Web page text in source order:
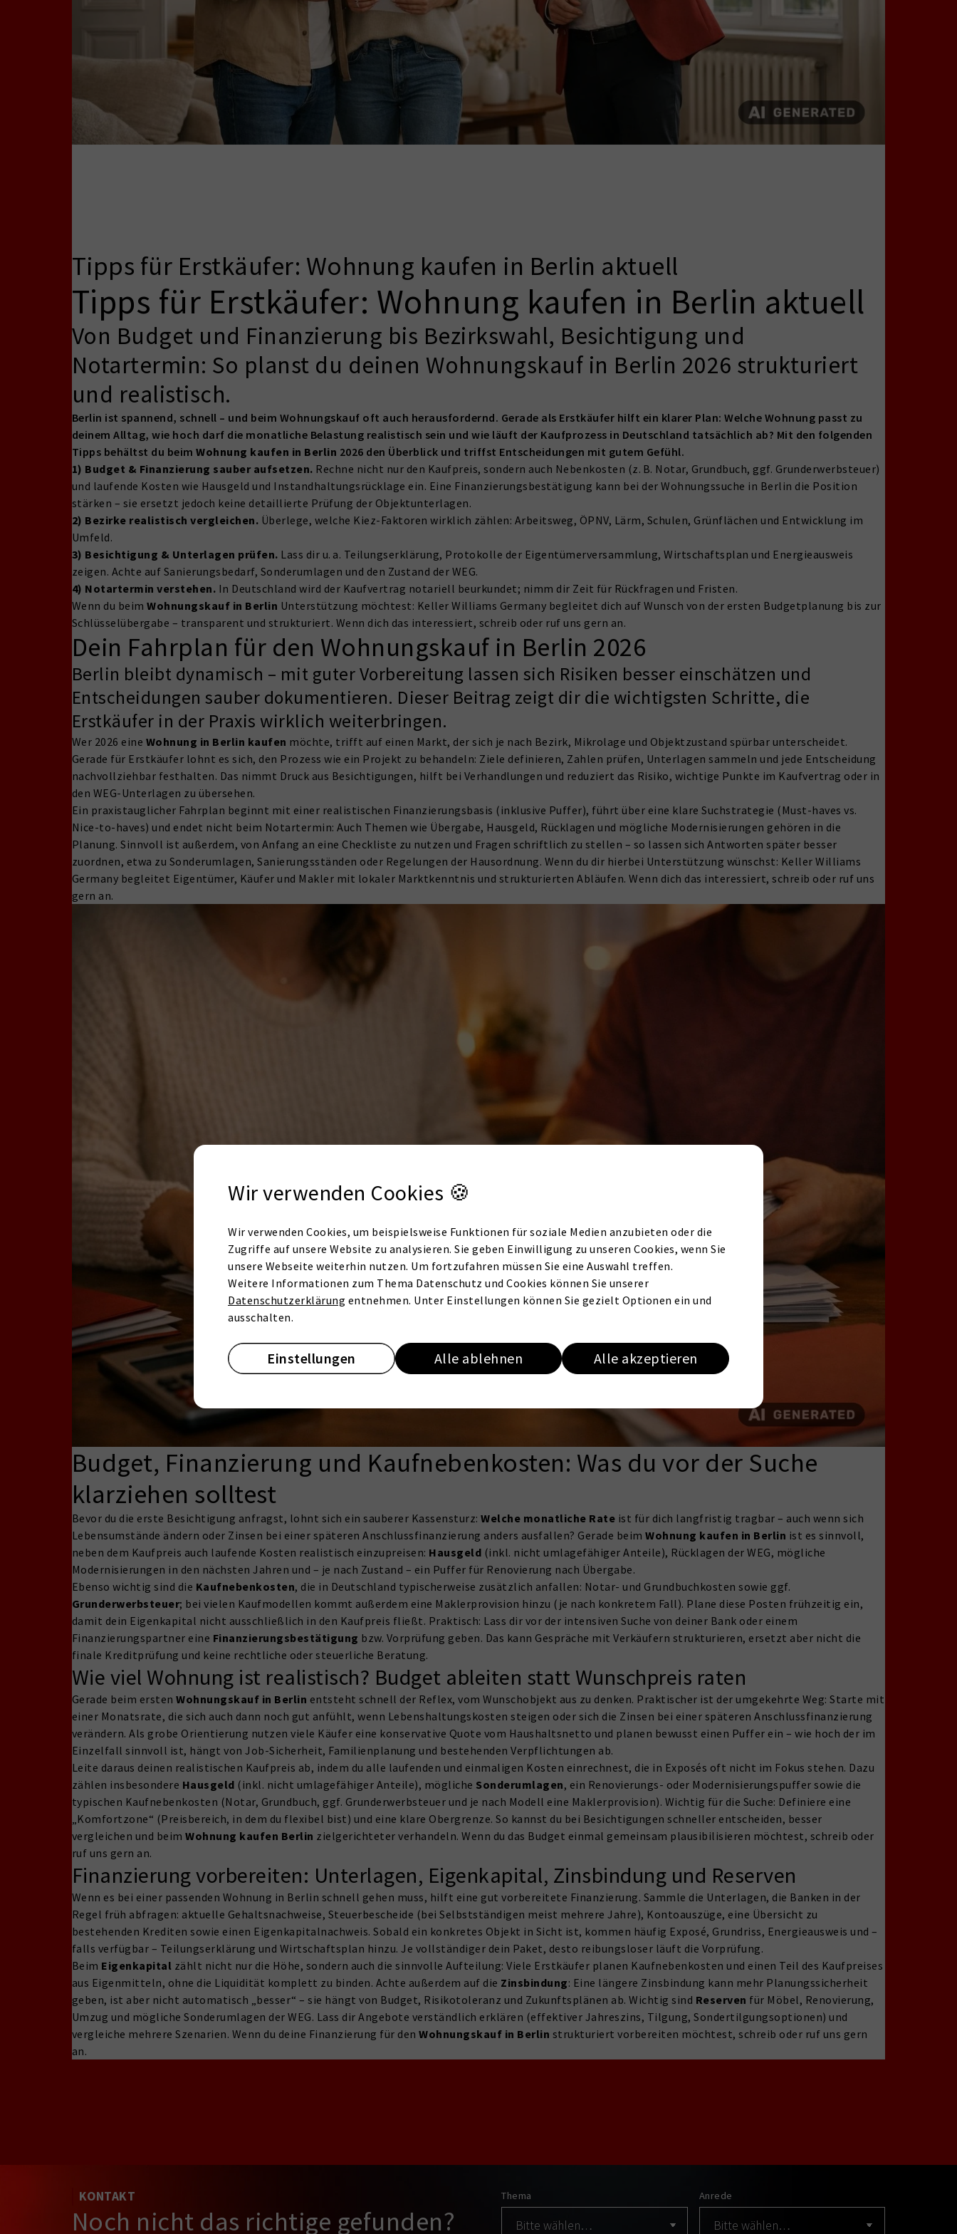
Tipps für Erstkäufer: Wohnung kaufen in Berlin aktuell
Tipps für Erstkäufer: Wohnung kaufen in Berlin aktuell
Von Budget und Finanzierung bis Bezirkswahl, Besichtigung und
Notartermin: So planst du deinen Wohnungskauf in Berlin 2026 strukturiert
und realistisch.
Berlin ist spannend, schnell – und beim Wohnungskauf oft auch herausfordernd. Gerade als Erstkäufer hilft ein klarer Plan: Welche Wohnung passt zu
deinem Alltag, wie hoch darf die monatliche Belastung realistisch sein und wie läuft der Kaufprozess in Deutschland tatsächlich ab? Mit den folgenden
Tipps behältst du beimWohnung kaufen in Berlin 2026 den Überblick und triffst Entscheidungen mit gutem Gefühl.
1) Budget & Finanzierung sauber aufsetzen. Rechne nicht nur den Kaufpreis, sondern auch Nebenkosten (z. B. Notar, Grundbuch, ggf. Grunderwerbsteuer)
und laufende Kosten wie Hausgeld und Instandhaltungsrücklage ein. Eine Finanzierungsbestätigung kann bei der Wohnungssuche in Berlin die Position
stärken – sie ersetzt jedoch keine detaillierte Prüfung der Objektunterlagen.
2) Bezirke realistisch vergleichen. Überlege, welche Kiez-Faktoren wirklich zählen: Arbeitsweg, ÖPNV, Lärm, Schulen, Grünflächen und Entwicklung im
Umfeld.
3) Besichtigung & Unterlagen prüfen. Lass dir u. a. Teilungserklärung, Protokolle der Eigentümerversammlung, Wirtschaftsplan und Energieausweis
zeigen. Achte auf Sanierungsbedarf, Sonderumlagen und den Zustand der WEG.
4) Notartermin verstehen. In Deutschland wird der Kaufvertrag notariell beurkundet; nimm dir Zeit für Rückfragen und Fristen.
Wenn du beimWohnungskauf in Berlin Unterstützung möchtest: Keller Williams Germany begleitet dich auf Wunsch von der ersten Budgetplanung bis zur
Schlüsselübergabe – transparent und strukturiert. Wenn dich das interessiert, schreib oder ruf uns gern an.
Dein Fahrplan für den Wohnungskauf in Berlin 2026
Berlin bleibt dynamisch – mit guter Vorbereitung lassen sich Risiken besser einschätzen und
Entscheidungen sauber dokumentieren. Dieser Beitrag zeigt dir die wichtigsten Schritte, die
Erstkäufer in der Praxis wirklich weiterbringen.
Wer 2026 eine Wohnung in Berlin kaufen möchte, trifft auf einen Markt, der sich je nach Bezirk, Mikrolage und Objektzustand spürbar unterscheidet.
Gerade für Erstkäufer lohnt es sich, den Prozess wie ein Projekt zu behandeln: Ziele definieren, Zahlen prüfen, Unterlagen sammeln und jede Entscheidung
nachvollziehbar festhalten. Das nimmt Druck aus Besichtigungen, hilft bei Verhandlungen und reduziert das Risiko, wichtige Punkte im Kaufvertrag oder in
den WEG-Unterlagen zu übersehen.
Ein praxistauglicher Fahrplan beginnt mit einer realistischen Finanzierungsbasis (inklusive Puffer), führt über eine klare Suchstrategie (Must-haves vs.
Nice-to-haves) und endet nicht beim Notartermin: Auch Themen wie Übergabe, Hausgeld, Rücklagen und mögliche Modernisierungen gehören in die
Planung. Sinnvoll ist außerdem, von Anfang an eine Checkliste zu nutzen und Fragen schriftlich zu stellen – so lassen sich Antworten später besser
zuordnen, etwa zu Sonderumlagen, Sanierungsständen oder Regelungen der Hausordnung. Wenn du dir hierbei Unterstützung wünschst: Keller Williams
Germany begleitet Eigentümer, Käufer und Makler mit lokaler Marktkenntnis und strukturierten Abläufen. Wenn dich das interessiert, schreib oder ruf uns
gern an.
Budget, Finanzierung und Kaufnebenkosten: Was du vor der Suche
klarziehen solltest
Bevor du die erste Besichtigung anfragst, lohnt sich ein sauberer Kassensturz:Welche monatliche Rate ist für dich langfristig tragbar – auch wenn sich
Lebensumstände ändern oder Zinsen bei einer späteren Anschlussfinanzierung anders ausfallen? Gerade beimWohnung kaufen in Berlin ist es sinnvoll,
neben dem Kaufpreis auch laufende Kosten realistisch einzupreisen: Hausgeld (inkl. nicht umlagefähiger Anteile), Rücklagen der WEG, mögliche
Modernisierungen in den nächsten Jahren und – je nach Zustand – ein Puffer für Renovierung nach Übergabe.
Ebenso wichtig sind die Kaufnebenkosten, die in Deutschland typischerweise zusätzlich anfallen: Notar- und Grundbuchkosten sowie ggf.
Grunderwerbsteuer; bei vielen Kaufmodellen kommt außerdem eine Maklerprovision hinzu (je nach konkretem Fall). Plane diese Posten frühzeitig ein,
damit dein Eigenkapital nicht ausschließlich in den Kaufpreis fließt. Praktisch: Lass dir vor der intensiven Suche von deiner Bank oder einem
Finanzierungspartner eine Finanzierungsbestätigung bzw. Vorprüfung geben. Das kann Gespräche mit Verkäufern strukturieren, ersetzt aber nicht die
finale Kreditprüfung und keine rechtliche oder steuerliche Beratung.
Wie viel Wohnung ist realistisch? Budget ableiten statt Wunschpreis raten
Gerade beim erstenWohnungskauf in Berlin entsteht schnell der Reflex, vom Wunschobjekt aus zu denken. Praktischer ist der umgekehrte Weg: Starte mit
einer Monatsrate, die sich auch dann noch gut anfühlt, wenn Lebenshaltungskosten steigen oder sich die Zinsen bei einer späteren Anschlussfinanzierung
verändern. Als grobe Orientierung nutzen viele Käufer eine konservative Quote vom Haushaltsnetto und planen bewusst einen Puffer ein – wie hoch der im
Einzelfall sinnvoll ist, hängt von Job-Sicherheit, Familienplanung und bestehenden Verpflichtungen ab.
Leite daraus deinen realistischen Kaufpreis ab, indem du alle laufenden und einmaligen Kosten einrechnest, die in Exposés oft nicht im Fokus stehen. Dazu
zählen insbesondere Hausgeld (inkl. nicht umlagefähiger Anteile), mögliche Sonderumlagen, ein Renovierungs- oder Modernisierungspuffer sowie die
typischen Kaufnebenkosten (Notar, Grundbuch, ggf. Grunderwerbsteuer und je nach Modell eine Maklerprovision). Wichtig für die Suche: Definiere eine
„Komfortzone“ (Preisbereich, in dem du flexibel bist) und eine klare Obergrenze. So kannst du bei Besichtigungen schneller entscheiden, besser
vergleichen und beimWohnung kaufen Berlin zielgerichteter verhandeln. Wenn du das Budget einmal gemeinsam plausibilisieren möchtest, schreib oder
ruf uns gern an.
Finanzierung vorbereiten: Unterlagen, Eigenkapital, Zinsbindung und Reserven
Wenn es bei einer passenden Wohnung in Berlin schnell gehen muss, hilft eine gut vorbereitete Finanzierung. Sammle die Unterlagen, die Banken in der
Regel früh abfragen: aktuelle Gehaltsnachweise, Steuerbescheide (bei Selbstständigen meist mehrere Jahre), Kontoauszüge, eine Übersicht zu
bestehenden Krediten sowie einen Eigenkapitalnachweis. Sobald ein konkretes Objekt in Sicht ist, kommen häufig Exposé, Grundriss, Energieausweis und –
falls verfügbar – Teilungserklärung und Wirtschaftsplan hinzu. Je vollständiger dein Paket, desto reibungsloser läuft die Vorprüfung.
Beim Eigenkapital zählt nicht nur die Höhe, sondern auch die sinnvolle Aufteilung: Viele Erstkäufer planen Kaufnebenkosten und einen Teil des Kaufpreises
aus Eigenmitteln, ohne die Liquidität komplett zu binden. Achte außerdem auf die Zinsbindung: Eine längere Zinsbindung kann mehr Planungssicherheit
geben, ist aber nicht automatisch „besser“ – sie hängt von Budget, Risikotoleranz und Zukunftsplänen ab. Wichtig sind Reserven für Möbel, Renovierung,
Umzug und mögliche Sonderumlagen der WEG. Lass dir Angebote verständlich erklären (effektiver Jahreszins, Tilgung, Sondertilgungsoptionen) und
vergleiche mehrere Szenarien. Wenn du deine Finanzierung für denWohnungskauf in Berlin strukturiert vorbereiten möchtest, schreib oder ruf uns gern
an.
KONTAKT
Noch nicht das richtige gefunden?
Thema Anrede
Wir verwenden Cookies 🍪
Wir verwenden Cookies, um beispielsweise Funktionen für soziale Medien anzubieten oder die
Zugriffe auf unsere Website zu analysieren. Sie geben Einwilligung zu unseren Cookies, wenn Sie
unsere Webseite weiterhin nutzen. Um fortzufahren müssen Sie eine Auswahl treffen.
Weitere Informationen zum Thema Datenschutz und Cookies können Sie unserer
Datenschutzerklärung entnehmen. Unter Einstellungen können Sie gezielt Optionen ein und
ausschalten.
Einstellungen Alle ablehnen Alle akzeptieren